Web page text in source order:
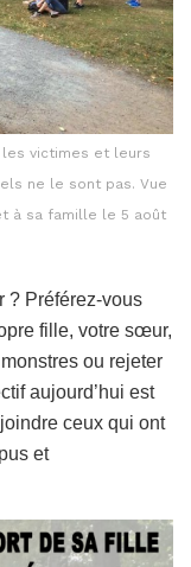
les victimes et leurs
ne le sont pas. Vue
à sa famille le 5 août
? Préférez-vous
fille, votre sœur,
ou rejeter
aujourd’hui est
ceux qui ont
et